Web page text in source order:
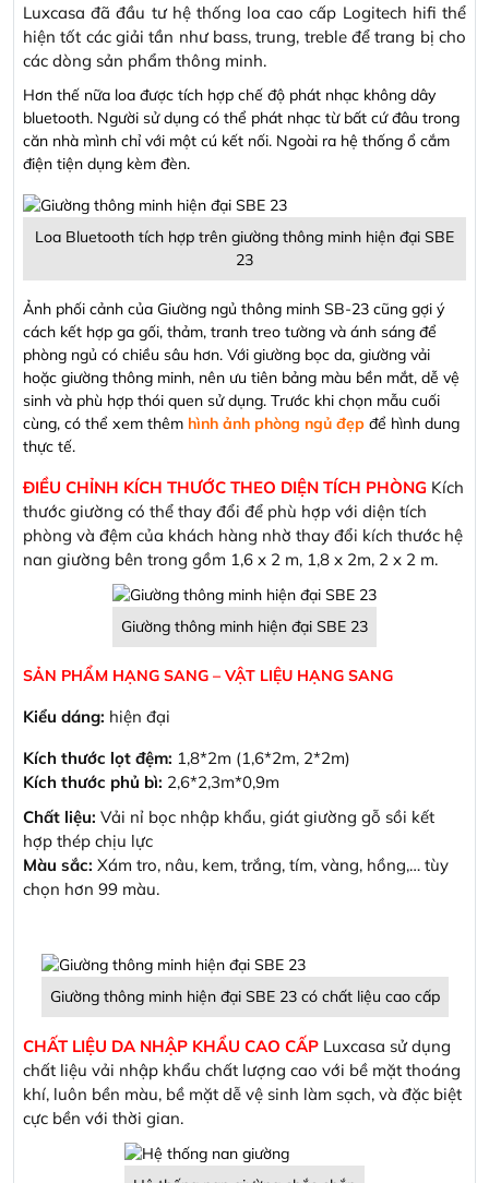
Luxcasa đã đầu tư hệ thống loa cao cấp Logitech hifi thể
hiện tốt các giải tần như bass, trung, treble để trang bị cho
các dòng sản phẩm thông minh.
Hơn thế nữa loa được tích hợp chế độ phát nhạc không dây
bluetooth. Người sử dụng có thể phát nhạc từ bất cứ đâu trong
căn nhà mình chỉ với một cú kết nối. Ngoài ra hệ thống ổ cắm
điện tiện dụng kèm đèn.
Loa Bluetooth tích hợp trên giường thông minh hiện đại SBE
23
Ảnh phối cảnh của Giường ngủ thông minh SB-23 cũng gợi ý
cách kết hợp ga gối, thảm, tranh treo tường và ánh sáng để
phòng ngủ có chiều sâu hơn. Với giường bọc da, giường vải
hoặc giường thông minh, nên ưu tiên bảng màu bền mắt, dễ vệ
sinh và phù hợp thói quen sử dụng. Trước khi chọn mẫu cuối
cùng, có thể xem thêm hình ảnh phòng ngủ đẹp để hình dung
thực tế.
ĐIỀU CHỈNH KÍCH THƯỚC THEO DIỆN TÍCH PHÒNG Kích
thước giường có thể thay đổi để phù hợp với diện tích
phòng và đệm của khách hàng nhờ thay đổi kích thước hệ
nan giường bên trong gồm 1,6 x 2 m, 1,8 x 2m, 2 x 2 m.
Giường thông minh hiện đại SBE 23
SẢN PHẨM HẠNG SANG – VẬT LIỆU HẠNG SANG
Kiểu dáng: hiện đại
Kích thước lọt đệm: 1,8*2m (1,6*2m, 2*2m)
Kích thước phủ bì: 2,6*2,3m*0,9m
Chất liệu: Vải nỉ bọc nhập khẩu, giát giường gỗ sồi kết
hợp thép chịu lực
Màu sắc: Xám tro, nâu, kem, trắng, tím, vàng, hồng,… tùy
chọn hơn 99 màu.
Giường thông minh hiện đại SBE 23 có chất liệu cao cấp
CHẤT LIỆU DA NHẬP KHẨU CAO CẤP Luxcasa sử dụng
chất liệu vải nhập khẩu chất lượng cao với bề mặt thoáng
khí, luôn bền màu, bề mặt dễ vệ sinh làm sạch, và đặc biệt
cực bền với thời gian.